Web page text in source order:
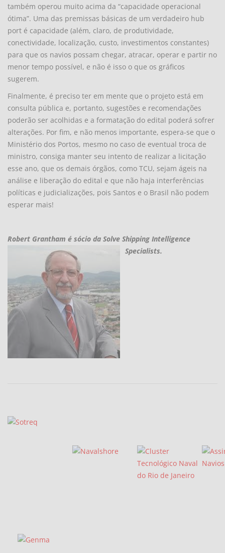
também operou muito acima da “capacidade operacional
ótima”. Uma das premissas básicas de um verdadeiro hub
port é capacidade (além, claro, de produtividade,
conectividade, localização, custo, investimentos constantes)
para que os navios possam chegar, atracar, operar e partir no
menor tempo possível, e não é isso o que os gráficos
sugerem.
Finalmente, é preciso ter em mente que o projeto está em
consulta pública e, portanto, sugestões e recomendações
poderão ser acolhidas e a formatação do edital poderá sofrer
alterações. Por fim, e não menos importante, espera-se que o
Ministério dos Portos, mesmo no caso de eventual troca de
ministro, consiga manter seu intento de realizar a licitação
esse ano, que os demais órgãos, como TCU, sejam ágeis na
análise e liberação do edital e que não haja interferências
políticas e judicializações, pois Santos e o Brasil não podem
esperar mais!
Robert Grantham é sócio da Solve Shipping Intelligence
Specialists.